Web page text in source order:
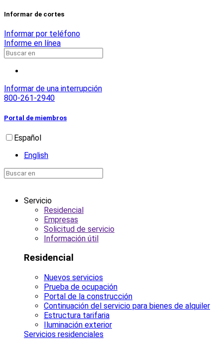
Informar de cortes
Informar por teléfono
Informe en línea
Informar de una interrupción
800-261-2940
Portal de miembros
Español
English
Servicio
Residencial
Empresas
Solicitud de servicio
Información útil
Residencial
Nuevos servicios
Prueba de ocupación
Portal de la construcción
Continuación del servicio para bienes de alquiler
Estructura tarifaria
Iluminación exterior
Servicios residenciales